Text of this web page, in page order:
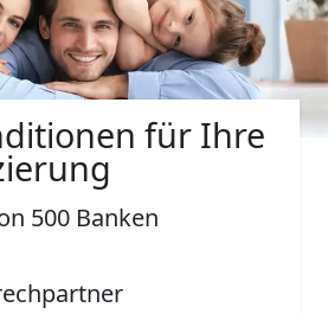
für Ihre
500 Banken